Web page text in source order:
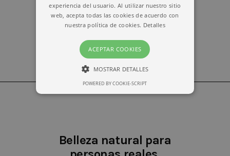
Belleza natural para
experiencia del usuario. Al utilizar nuestro sitio
web, acepta todas las cookies de acuerdo con
nuestra política de cookies. Detalles
ACEPTAR COOKIES
MOSTRAR DETALLES
POWERED BY COOKIE-SCRIPT